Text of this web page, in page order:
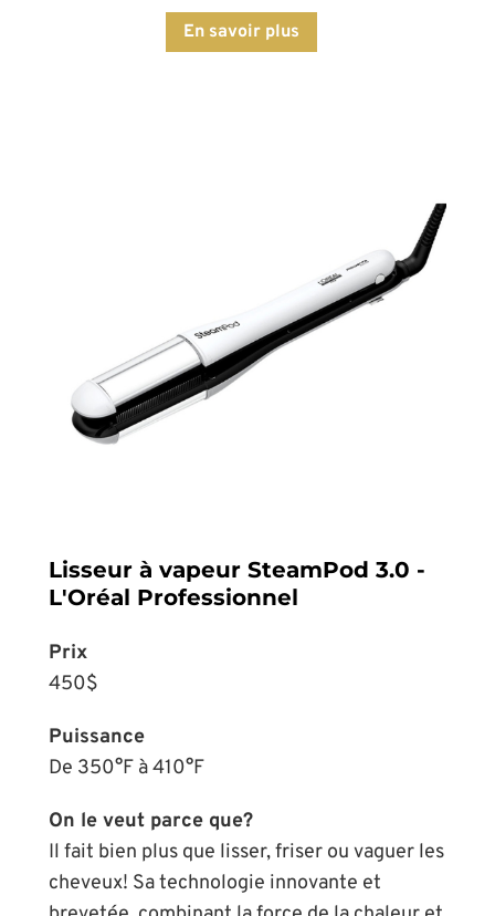
En savoir plus
Lisseur à vapeur SteamPod 3.0 -
L'Oréal Professionnel
Prix
450$
Puissance
De 350°F à 410°F
On le veut parce que?
Il fait bien plus que lisser, friser ou vaguer les
cheveux! Sa technologie innovante et